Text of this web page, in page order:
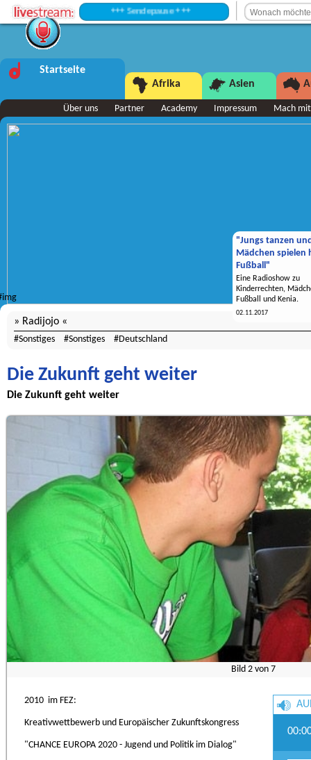
+++ Sendepause +++
Startseite
Afrika
Asien
Über uns Partner Academy Impressum Mach mit
"Jungs tanzen
Mädchen spielen
Fußball"
Eine Radioshow zu
Kinderrechten,
Fußball und Kenia.
02.11.2017
Radijojo
Sonstiges Sonstiges Deutschland
Die Zukunft geht weiter
Die Zukunft geht weiter
Bild 2 von 7
2010 im FEZ:
Kreativwettbewerb und Europäischer Zukunftskongress
"CHANCE EUROPA 2020 - Jugend und Politik im Dialog"